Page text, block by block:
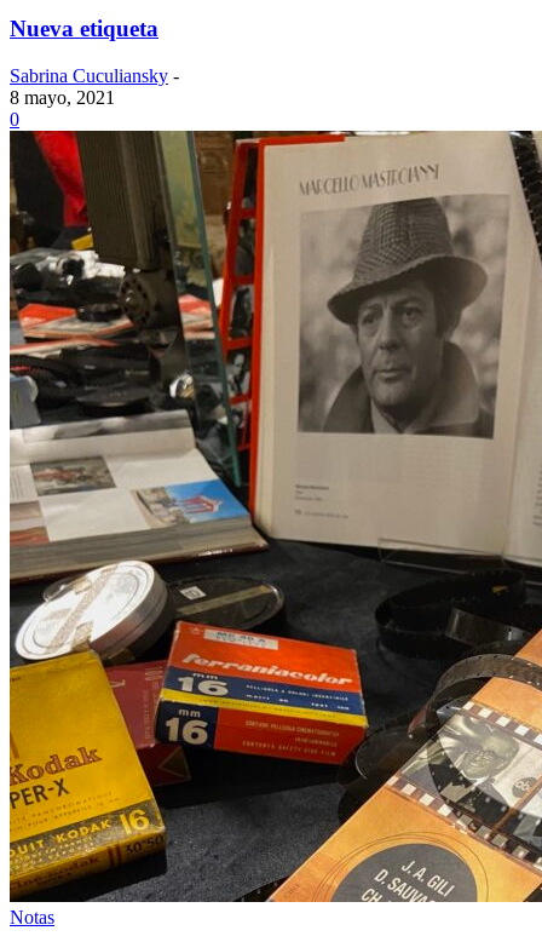
Nueva etiqueta
Sabrina Cuculiansky -
8 mayo, 2021
0
Notas